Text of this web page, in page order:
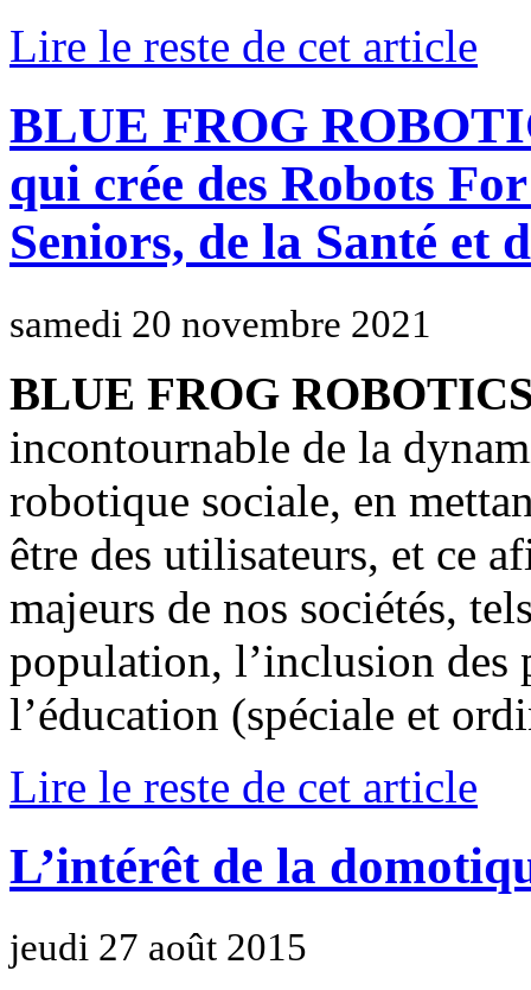
Lire le reste de cet article
BLUE FROG
qui crée des Robots
Seniors, de la Santé et
samedi 20 novembre 2021
BLUE FROG
incontournable de la
robotique sociale, en
être des utilisateurs, et ce
majeurs de nos sociétés,
population, l’inclusion des
l’éducation (spéciale et
Lire le reste de cet article
L’intérêt de la
jeudi 27 août 2015